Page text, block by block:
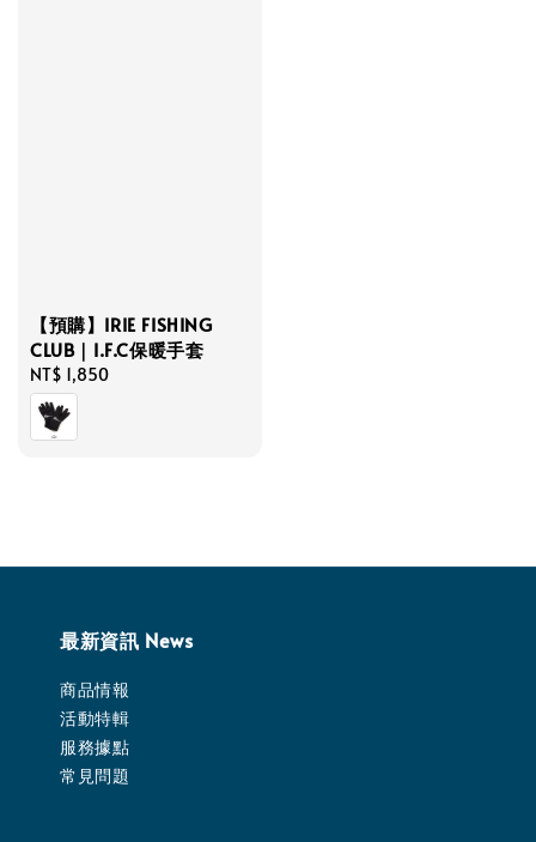
【預購】IRIE FISHING
CLUB｜I.F.C保暖手套
Regular
price
NT$ 1,850
最新資訊 News
商品情報
活動特輯
服務據點
常見問題